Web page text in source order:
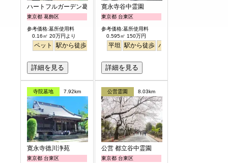
ハートフルガーデン葛飾鎌倉
東京都 葛飾区
参考価格:墓所使用料
0.16㎡ 20万円より
ペット 駅から徒歩 バリアフリー 明るい
詳細を見る
寛永寺谷中霊園
東京都 台東区
参考価格:墓所使用料
0.595㎡ 150万円
平坦 駅から徒歩 バリアフリー
詳細を見る
寺院墓地 7.92km
寛永寺德川浄苑
東京都 台東区
公営霊園 8.03km
公営 都立谷中霊園
東京都 台東区